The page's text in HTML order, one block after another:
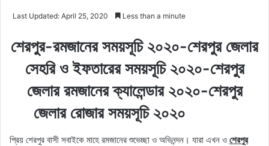
Last Updated: April 25, 2020 Less than a minute
শেরপুর-রমজানের সময়সূচি ২০২০-শেরপুর জেলার
সেহরি ও ইফতারের সময়সূচি ২০২০-শেরপুর
জেলার রমজানের ক্যালেন্ডার ২০২০-শেরপুর
জেলার রোজার সময়সূচি ২০২০
প্রিয় শেরপুর বাসী সবাইকে মাহে রমজানের শুভেচ্ছা ও অভিনন্দন। যারা এখন ও শেরপুর